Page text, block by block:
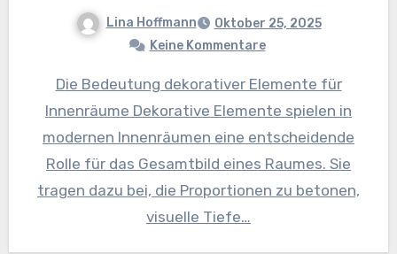
Lina Hoffmann
Oktober 25, 2025
Keine Kommentare
Die Bedeutung dekorativer Elemente für
Innenräume Dekorative Elemente spielen in
modernen Innenräumen eine entscheidende
Rolle für das Gesamtbild eines Raumes. Sie
tragen dazu bei, die Proportionen zu betonen,
visuelle Tiefe…